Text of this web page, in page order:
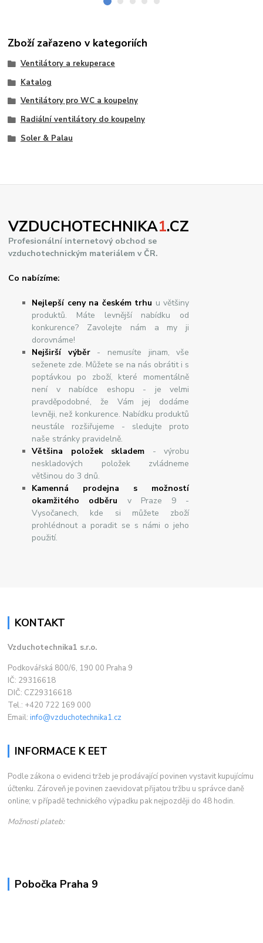
Zboží zařazeno v kategoriích
Ventilátory a rekuperace
Katalog
Ventilátory pro WC a koupelny
Radiální ventilátory do koupelny
Soler & Palau
VZDUCHOTECHNIKA1.CZ
Profesionální internetový obchod se
vzduchotechnickým materiálem v ČR.
Co nabízíme:
Nejlepší ceny na českém trhu u většiny
produktů. Máte levnější nabídku od
konkurence? Zavolejte nám a my ji
dorovnáme!
Nejširšívýběr- nemusíte jinam, vše
seženete zde. Můžete se na nás obrátit i s
poptávkou po zboží, které momentálně
není v nabídce eshopu - je velmi
pravděpodobné, že Vám jej dodáme
levněji, než konkurence. Nabídku produktů
neustále rozšiřujeme - sledujte proto
naše stránky pravidelně.
Většina položek skladem - výrobu
neskladových položek zvládneme
většinou do 3 dnů.
Kamenná prodejna s možností
okamžitého odběru v Praze 9 -
Vysočanech, kde si můžete zboží
prohlédnout a poradit se s námi o jeho
použití.
KONTAKT
Vzduchotechnika1 s.r.o.
Podkovářská 800/6, 190 00 Praha 9
IČ: 29316618
DIČ: CZ29316618
Tel.: +420 722 169 000
Email:info@vzduchotechnika1.cz
INFORMACE K EET
Podle zákona o evidenci tržeb je prodávající povinen vystavit kupujícímu
účtenku. Zároveň je povinen zaevidovat přijatou tržbu u správce daně
online; v případě technického výpadku pak nejpozději do 48 hodin.
Možnosti plateb:
Pobočka Praha 9